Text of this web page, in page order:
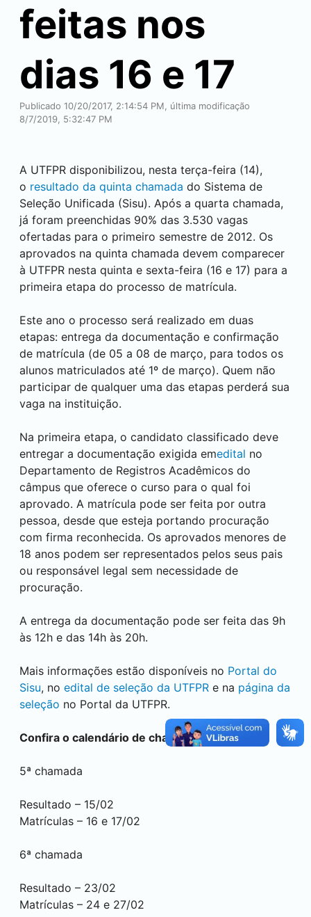
feitas nos
dias 16 e 17
Publicado 10/20/2017, 2:14:54 PM, última modificação
8/7/2019, 5:32:47 PM
A UTFPR disponibilizou, nesta terça-feira (14),
o resultado da quinta chamada do Sistema de
Seleção Unificada (Sisu). Após a quarta chamada,
já foram preenchidas 90% das 3.530 vagas
ofertadas para o primeiro semestre de 2012. Os
aprovados na quinta chamada devem comparecer
à UTFPR nesta quinta e sexta-feira (16 e 17) para a
primeira etapa do processo de matrícula.
Este ano o processo será realizado em duas
etapas: entrega da documentação e confirmação
de matrícula (de 05 a 08 de março, para todos os
alunos matriculados até 1º de março). Quem não
participar de qualquer uma das etapas perderá sua
vaga na instituição.
Na primeira etapa, o candidato classificado deve
entregar a documentação exigida emedital no
Departamento de Registros Acadêmicos do
câmpus que oferece o curso para o qual foi
aprovado. A matrícula pode ser feita por outra
pessoa, desde que esteja portando procuração
com firma reconhecida. Os aprovados menores de
18 anos podem ser representados pelos seus pais
ou responsável legal sem necessidade de
procuração.
A entrega da documentação pode ser feita das 9h
às 12h e das 14h às 20h.
Mais informações estão disponíveis no Portal do
Sisu, no edital de seleção da UTFPR e na página da
seleção no Portal da UTFPR.
Confira o calendário de chamadas
5ª chamada
Resultado – 15/02
Matrículas – 16 e 17/02
6ª chamada
Resultado – 23/02
Matrículas – 24 e 27/02